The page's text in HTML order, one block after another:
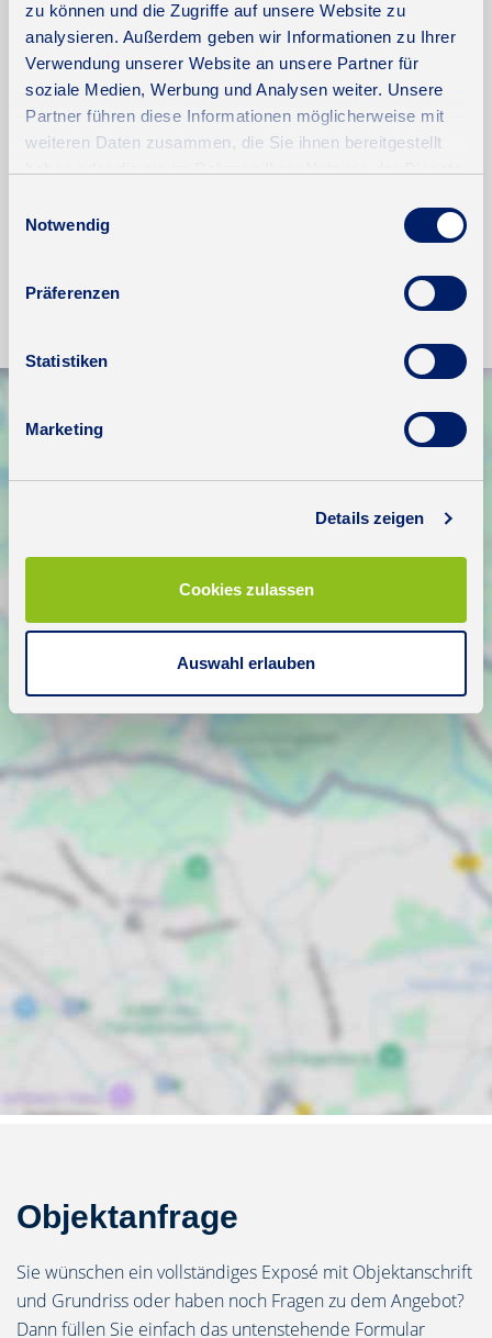
zu können und die Zugriffe auf unsere Website zu
analysieren. Außerdem geben wir Informationen zu Ihrer
Verwendung unserer Website an unsere Partner für
soziale Medien, Werbung und Analysen weiter. Unsere
Partner führen diese Informationen möglicherweise mit
weiteren Daten zusammen, die Sie ihnen bereitgestellt
Notwendig
Präferenzen
Statistiken
Marketing
Details zeigen
Cookies zulassen
Auswahl erlauben
Wesentlicher Energieträger
Fernwärme
Energieausweis gültig bis
2028-07-28
Energieausweis Jahrgang
ab dem 1.5.2014
Energieverbrauch für Warmwasser
enthalten
Energieausweis Werteklasse
E
Fernheizung
Befeuerung
Fernwärme
Objektanfrage
Sie wünschen ein vollständiges Exposé mit Objektanschrift
und Grundriss oder haben noch Fragen zu dem Angebot?
Dann füllen Sie einfach das untenstehende Formular